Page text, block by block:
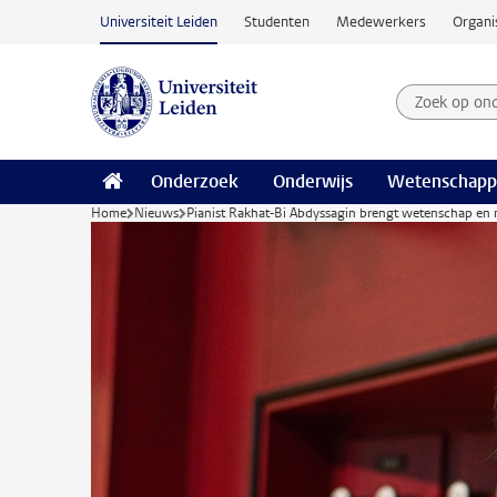
Ga naar hoofdinhoud
Universiteit Leiden Studenten Medewerkers
Zoek op
Zoekterm
Onderzoek Onderwijs
Home Nieuws Pianist Rakhat-Bi Abdyssagin brengt wetenschap